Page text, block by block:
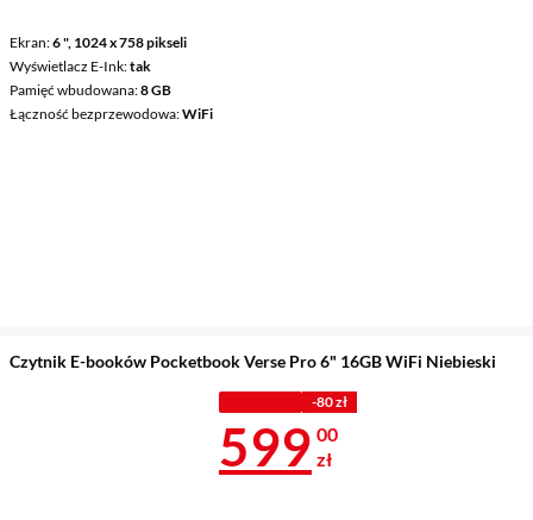
Ekran 6 ", 1024 x 758 pikseli
Wyświetlacz E-Ink tak
Pamięć wbudowana 8 GB
Łączność bezprzewodowa WiFi
Czytnik E-booków Pocketbook Verse Pro 6" 16GB WiFi Niebieski
-80 zł
Cena 599 zł
599 00
zł